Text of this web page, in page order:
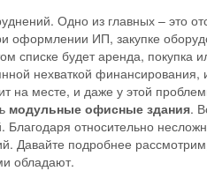
Одно из главных – это
оформлении ИП, закупке
списке будет аренда, покупка
нехваткой финансирования,
на месте, и даже у этой
модульные офисные здания.
относительно
Давайте подробнее
обладают.